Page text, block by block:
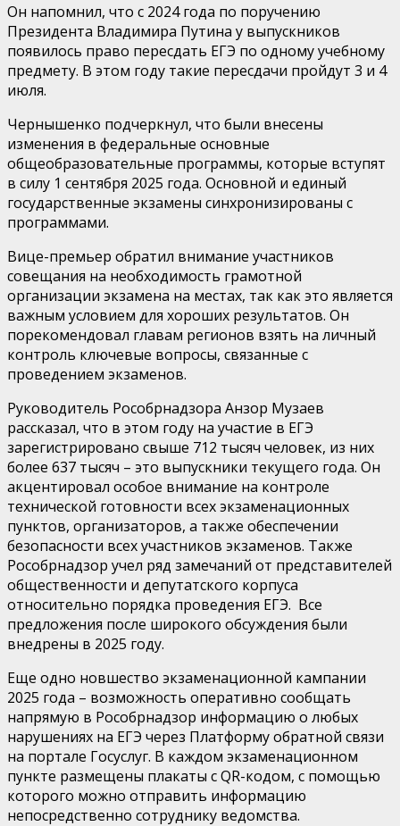
Он напомнил, что с 2024 года по поручению
Президента Владимира Путина у выпускников
появилось право пересдать ЕГЭ по одному учебному
предмету. В этом году такие пересдачи пройдут 3 и 4
июля.
Чернышенко подчеркнул, что были внесены
изменения в федеральные основные
общеобразовательные программы, которые вступят
в силу 1 сентября 2025 года. Основной и единый
государственные экзамены синхронизированы с
программами.
Вице-премьер обратил внимание участников
совещания на необходимость грамотной
организации экзамена на местах, так как это является
важным условием для хороших результатов. Он
порекомендовал главам регионов взять на личный
контроль ключевые вопросы, связанные с
проведением экзаменов.
Руководитель Рособрнадзора Анзор Музаев
рассказал, что в этом году на участие в ЕГЭ
зарегистрировано свыше 712 тысяч человек, из них
более 637 тысяч – это выпускники текущего года. Он
акцентировал особое внимание на контроле
технической готовности всех экзаменационных
пунктов, организаторов, а также обеспечении
безопасности всех участников экзаменов. Также
Рособрнадзор учел ряд замечаний от представителей
общественности и депутатского корпуса
относительно порядка проведения ЕГЭ. Все
предложения после широкого обсуждения были
внедрены в 2025 году.
Еще одно новшество экзаменационной кампании
2025 года – возможность оперативно сообщать
напрямую в Рособрнадзор информацию о любых
нарушениях на ЕГЭ через Платформу обратной связи
на портале Госуслуг. В каждом экзаменационном
пункте размещены плакаты с QR-кодом, с помощью
которого можно отправить информацию
непосредственно сотруднику ведомства.